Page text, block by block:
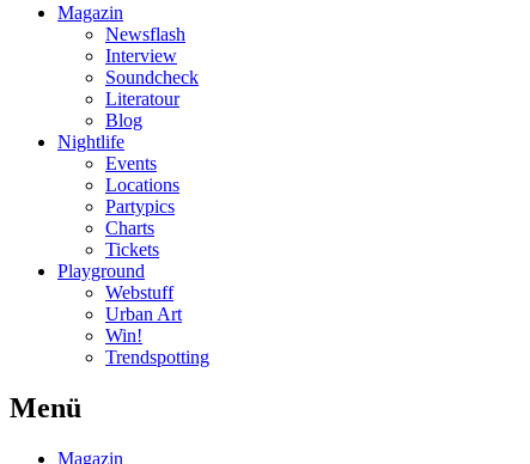
Magazin
Newsflash
Interview
Soundcheck
Literatour
Blog
Nightlife
Events
Locations
Partypics
Charts
Tickets
Playground
Webstuff
Urban Art
Win!
Trendspotting
Menü
Magazin